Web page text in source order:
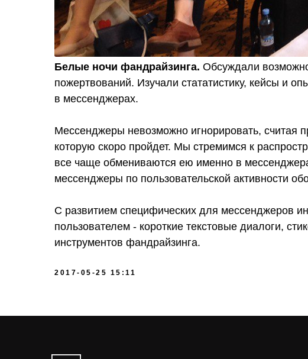
Белые ночи фандрайзинга. Обсуждали
пожертвований. Изучали стататистику, кейсы и
в мессенджерах.
Мессенджеры невозможно игнорировать, считая
которую скоро пройдет. Мы стремимся к
все чаще обмениваются ею именно в
мессенджеры по пользовательской активности
С развитием специфических для мессенджеров
пользователем - короткие текстовые диалоги,
инструментов фандрайзинга.
2017-05-25 15:11